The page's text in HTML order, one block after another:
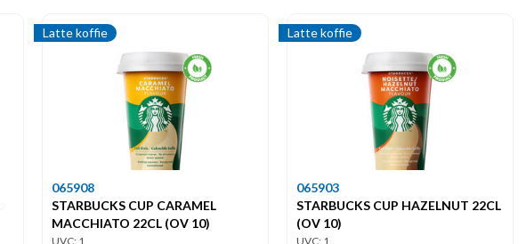
Latte koffie
065908
STARBUCKS CUP CARAMEL
MACCHIATO 22CL (OV 10)
UVC: 1
Latte koffie
065903
STARBUCKS CUP HAZELNUT 22CL
(OV 10)
UVC: 1